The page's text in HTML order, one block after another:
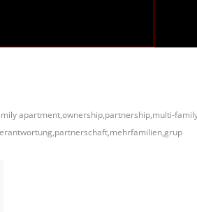
apartment,ownership,partnership,multi-